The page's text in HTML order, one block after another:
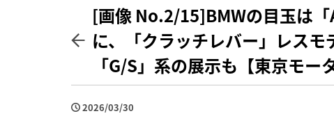
[画像 No.2/15]BMWの目玉は
に、「クラッチレバー」レス
「G/S」系の展示も【東京モー
2026/03/30